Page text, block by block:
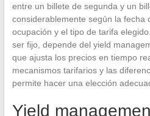
entre un billete de segunda y un
considerablemente según la fecha
ocupación y el tipo de tarifa
ser fijo, depende del yield
que ajusta los precios en tiempo
mecanismos tarifarios y las
permite hacer una elección
Yield